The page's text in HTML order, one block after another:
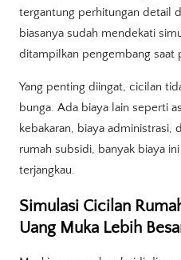
tergantung perhitungan detail
biasanya sudah mendekati
ditampilkan pengembang saat
Yang penting diingat, cicilan
bunga. Ada biaya lain seperti
kebakaran, biaya administrasi,
rumah subsidi, banyak biaya
terjangkau.
Simulasi Cicilan
Uang Muka Lebih